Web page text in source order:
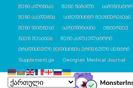
შენი კლინიკა
შენი წამალი
სამინისტრო
შენი აკადემია
სამედიცინო მეცნიერებები
შენი ფიტნესი
აკრედიტაცია ინტერვიუ
ჩვენ შესახებ
შენი კალკულატორი
ტრადიციული მედიცინის ეროვნული ცენტრი
Supplement.ge
Georgian Medical Journal